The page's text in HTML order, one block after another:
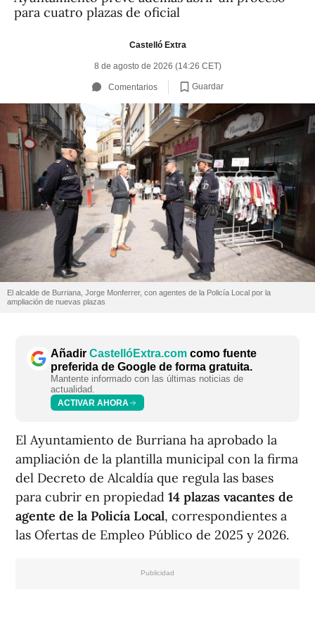
para cuatro plazas de oficial
Castelló Extra
8 de agosto de 2026 (14:26 CET)
Comentarios Guardar
El alcalde de Burriana, Jorge Monferrer, con agentes de la Policía Local por la
ampliación de nuevas plazas
Añadir CastellóExtra.com como fuente
preferida de Google de forma gratuita.
Mantente informado con las últimas noticias de
actualidad.
ACTIVAR AHORA
El Ayuntamiento de Burriana ha aprobado la
ampliación de la plantilla municipal con la firma
del Decreto de Alcaldía que regula las bases
para cubrir en propiedad 14 plazas vacantes de
agente de la Policía Local, correspondientes a
las Ofertas de Empleo Público de 2025 y 2026.